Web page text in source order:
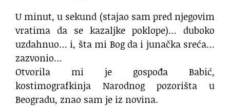
U minut, u sekund (stajao sam pred njegovim
vratima da se kazaljke poklope)… duboko
uzdahnuo… i, šta mi Bog da i junačka sreća…
zazvonio…
Otvorila mi je gospođa Babić,
kostimografkinja Narodnog pozorišta u
Beogradu, znao sam je iz novina.